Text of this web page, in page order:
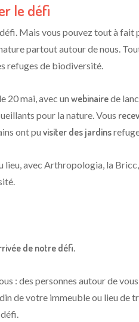
le défi
Mais vous pouvez tout à
partout autour de nous.
refuges de biodiversité.
20 mai, avec unwebinairede
pour la nature. Vous
ont puvisiter des jardins
avec Arthropologia, la
de notre défi.
: des personnes autour de
de votre immeuble ou lieu de